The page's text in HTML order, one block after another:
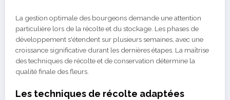
La gestion optimale des bourgeons demande une attention
particulière lors de la récolte et du stockage. Les phases de
développement s'étendent sur plusieurs semaines, avec une
croissance significative durant les dernières étapes. La maîtrise
des techniques de récolte et de conservation détermine la
qualité finale des fleurs.
Les techniques de récolte adaptées